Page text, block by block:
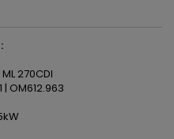
270CDI
| OM612.963